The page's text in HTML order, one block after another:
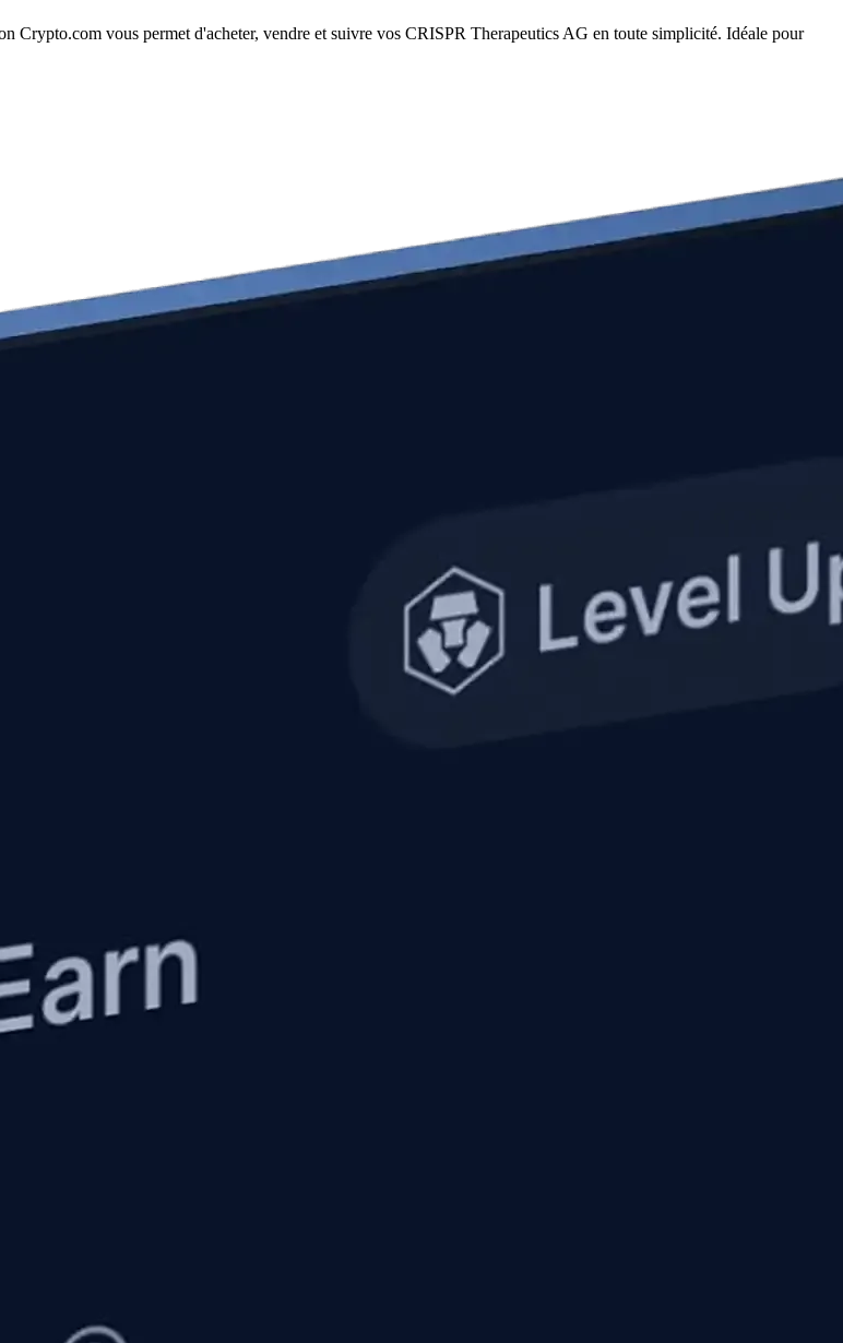
vous permet d'acheter, vendre et suivre vos CRISPR Therapeutics AG en toute simplicité. Idéale pour